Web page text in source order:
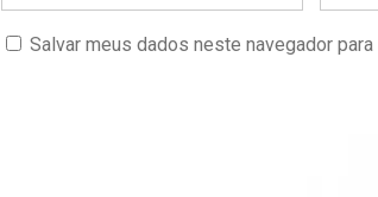
Salvar meus dados neste navegador